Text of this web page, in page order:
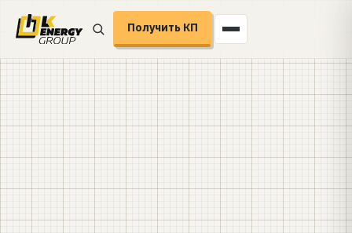
Получить КП